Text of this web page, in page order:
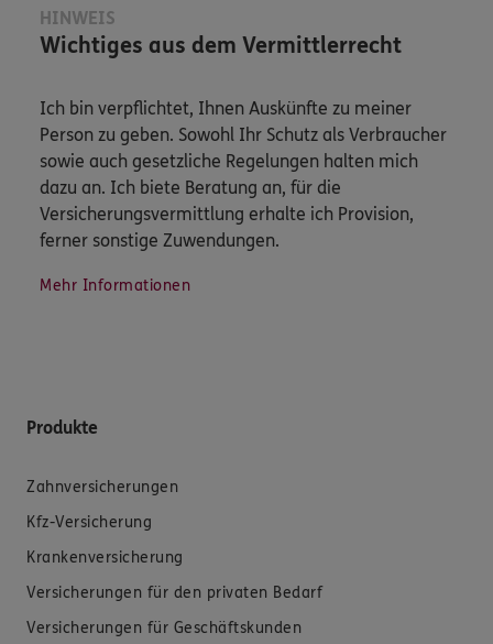
HINWEIS
Wichtiges aus dem Vermittlerrecht
Ich bin verpflichtet, Ihnen Auskünfte zu meiner
Person zu geben. Sowohl Ihr Schutz als Verbraucher
sowie auch gesetzliche Regelungen halten mich
dazu an. Ich biete Beratung an, für die
Versicherungsvermittlung erhalte ich Provision,
ferner sonstige Zuwendungen.
Mehr Informationen
Produkte
Zahnversicherungen
Kfz-Versicherung
Krankenversicherung
Versicherungen für den privaten Bedarf
Versicherungen für Geschäftskunden